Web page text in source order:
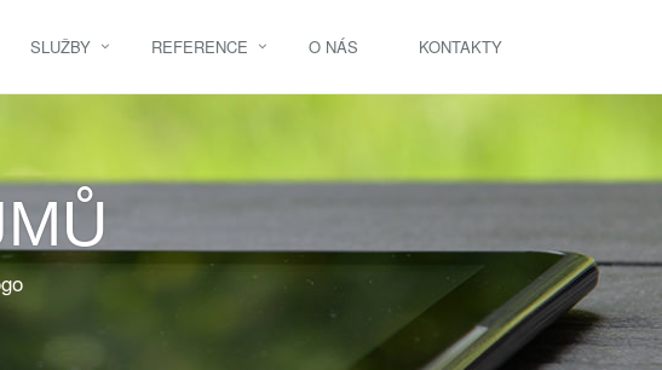
SLUŽBY REFERENCE O NÁS KONTAKTY